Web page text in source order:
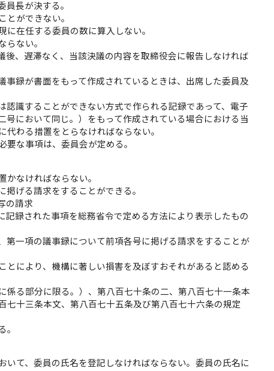
長が決する。
ができない。
在任する委員の数に算入しない。
ない。
、遅滞なく、当該決議の内容を取締役会に報告しなければ
録が書面をもって作成されているときは、出席した委員及
識することができない方式で作られる記録であって、電子
において同じ。）をもって作成されている場合における当
わる措置をとらなければならない。
な事項は、委員会が定める。
なければならない。
げる請求をすることができる。
の請求
録された事項を総務省令で定める方法により表示したもの
一項の議事録について前項各号に掲げる請求をすることが
により、機構に著しい損害を及ぼすおそれがあると認める
る部分に限る。）、第八百七十条の二、第八百七十一条本
十三条本文、第八百七十五条及び第八百七十六条の規定
。
て、委員の氏名を登記しなければならない。委員の氏名に